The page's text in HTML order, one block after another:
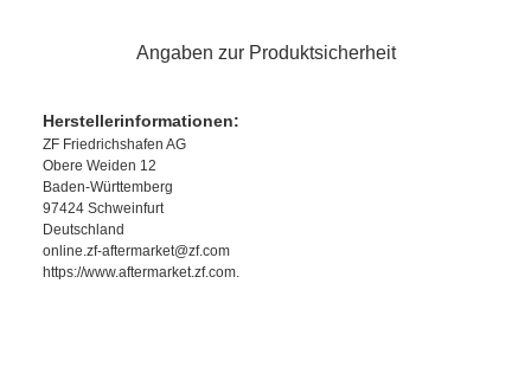
Angaben zur Produktsicherheit
Herstellerinformationen:
ZF Friedrichshafen AG
Obere Weiden 12
Baden-Württemberg
97424 Schweinfurt
Deutschland
online.zf-aftermarket@zf.com
https://www.aftermarket.zf.com.